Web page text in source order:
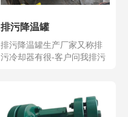
排污降温罐
排污降温罐生产厂家又称排
污冷却器有很-客户问我排污